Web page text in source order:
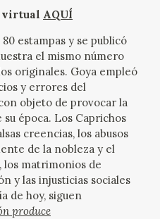
virtual AQUÍ
estampas y se publicó
el mismo número
originales. Goya empleó
y errores del
objeto de provocar la
época. Los Caprichos
creencias, los abusos
de la nobleza y el
los matrimonios de
y las injusticias sociales
de hoy, siguen
produce